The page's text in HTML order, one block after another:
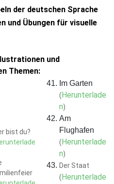
der deutschen Sprache
und Übungen für visuelle
und
Themen:
bist du?
Im Garten
(Herunterlade
n)
Am
Flughafen
(Herunterlade
n)
Der Staat
(Herunterlade